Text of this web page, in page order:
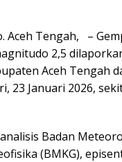
Aceh Tengah, –
2,5
Aceh Tengah
23 Januari 2026,
Badan
(BMKG),